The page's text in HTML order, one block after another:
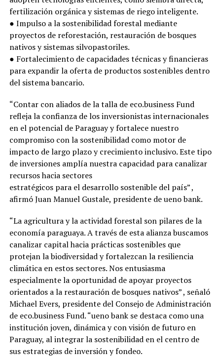
fertilización orgánica y sistemas de riego inteligente.
● Impulso a la sostenibilidad forestal mediante
proyectos de reforestación, restauración de bosques
nativos y sistemas silvopastoriles.
● Fortalecimiento de capacidades técnicas y financieras
para expandir la oferta de productos sostenibles dentro
del sistema bancario.
“Contar con aliados de la talla de eco.business Fund
refleja la confianza de los inversionistas internacionales
en el potencial de Paraguay y fortalece nuestro
compromiso con la sostenibilidad como motor de
impacto de largo plazo y crecimiento inclusivo. Este tipo
de inversiones amplía nuestra capacidad para canalizar
recursos hacia sectores
estratégicos para el desarrollo sostenible del país” ,
afirmó Juan Manuel Gustale, presidente de ueno bank.
“La agricultura y la actividad forestal son pilares de la
economía paraguaya. A través de esta alianza buscamos
canalizar capital hacia prácticas sostenibles que
protejan la biodiversidad y fortalezcan la resiliencia
climática en estos sectores. Nos entusiasma
especialmente la oportunidad de apoyar proyectos
orientados a la restauración de bosques nativos” , señaló
Michael Evers, presidente del Consejo de Administración
de eco.business Fund. “ueno bank se destaca como una
institución joven, dinámica y con visión de futuro en
Paraguay, al integrar la sostenibilidad en el centro de
sus estrategias de inversión y fondeo.